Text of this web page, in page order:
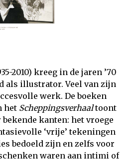
2010) kreeg in de jaren ’70
als illustrator. Veel van zijn
werk. De boeken
het Scheppingsverhaaltoont
kanten: het vroege
‘vrije’ tekeningen
bedoeld zijn en zelfs voor
waren aan intimi of